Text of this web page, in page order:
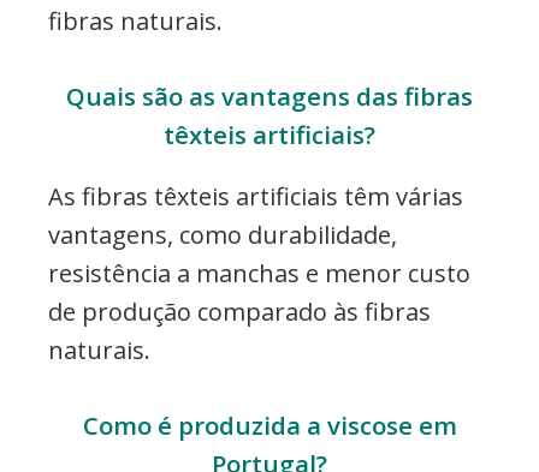
fibras naturais.
Quais são as vantagens das fibras
têxteis artificiais?
As fibras têxteis artificiais têm várias
vantagens, como durabilidade,
resistência a manchas e menor custo
de produção comparado às fibras
naturais.
Como é produzida a viscose em
Portugal?